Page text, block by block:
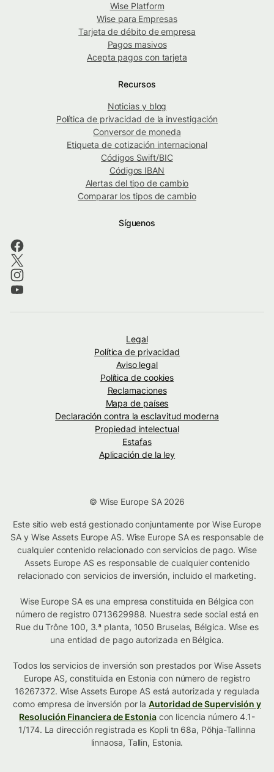
Wise Platform
Wise para Empresas
Tarjeta de débito de empresa
Pagos masivos
Acepta pagos con tarjeta
Recursos
Noticias y blog
Política de privacidad de la investigación
Conversor de moneda
Etiqueta de cotización internacional
Códigos Swift/BIC
Códigos IBAN
Alertas del tipo de cambio
Comparar los tipos de cambio
Síguenos
Legal
Política de privacidad
Aviso legal
Política de cookies
Reclamaciones
Mapa de países
Declaración contra la esclavitud moderna
Propiedad intelectual
Estafas
Aplicación de la ley
© Wise Europe SA 2026
Este sitio web está gestionado conjuntamente por Wise Europe
SA y Wise Assets Europe AS. Wise Europe SA es responsable de
cualquier contenido relacionado con servicios de pago. Wise
Assets Europe AS es responsable de cualquier contenido
relacionado con servicios de inversión, incluido el marketing.
Wise Europe SA es una empresa constituida en Bélgica con
número de registro 0713629988. Nuestra sede social está en
Rue du Trône 100, 3.ª planta, 1050 Bruselas, Bélgica. Wise es
una entidad de pago autorizada en Bélgica.
Todos los servicios de inversión son prestados por Wise Assets
Europe AS, constituida en Estonia con número de registro
16267372. Wise Assets Europe AS está autorizada y regulada
como empresa de inversión por laAutoridad de Supervisión y
Resolución Financiera de Estoniacon licencia número 4.1-
1/174. La dirección registrada es Kopli tn 68a, Põhja-Tallinna
linnaosa, Tallin, Estonia.